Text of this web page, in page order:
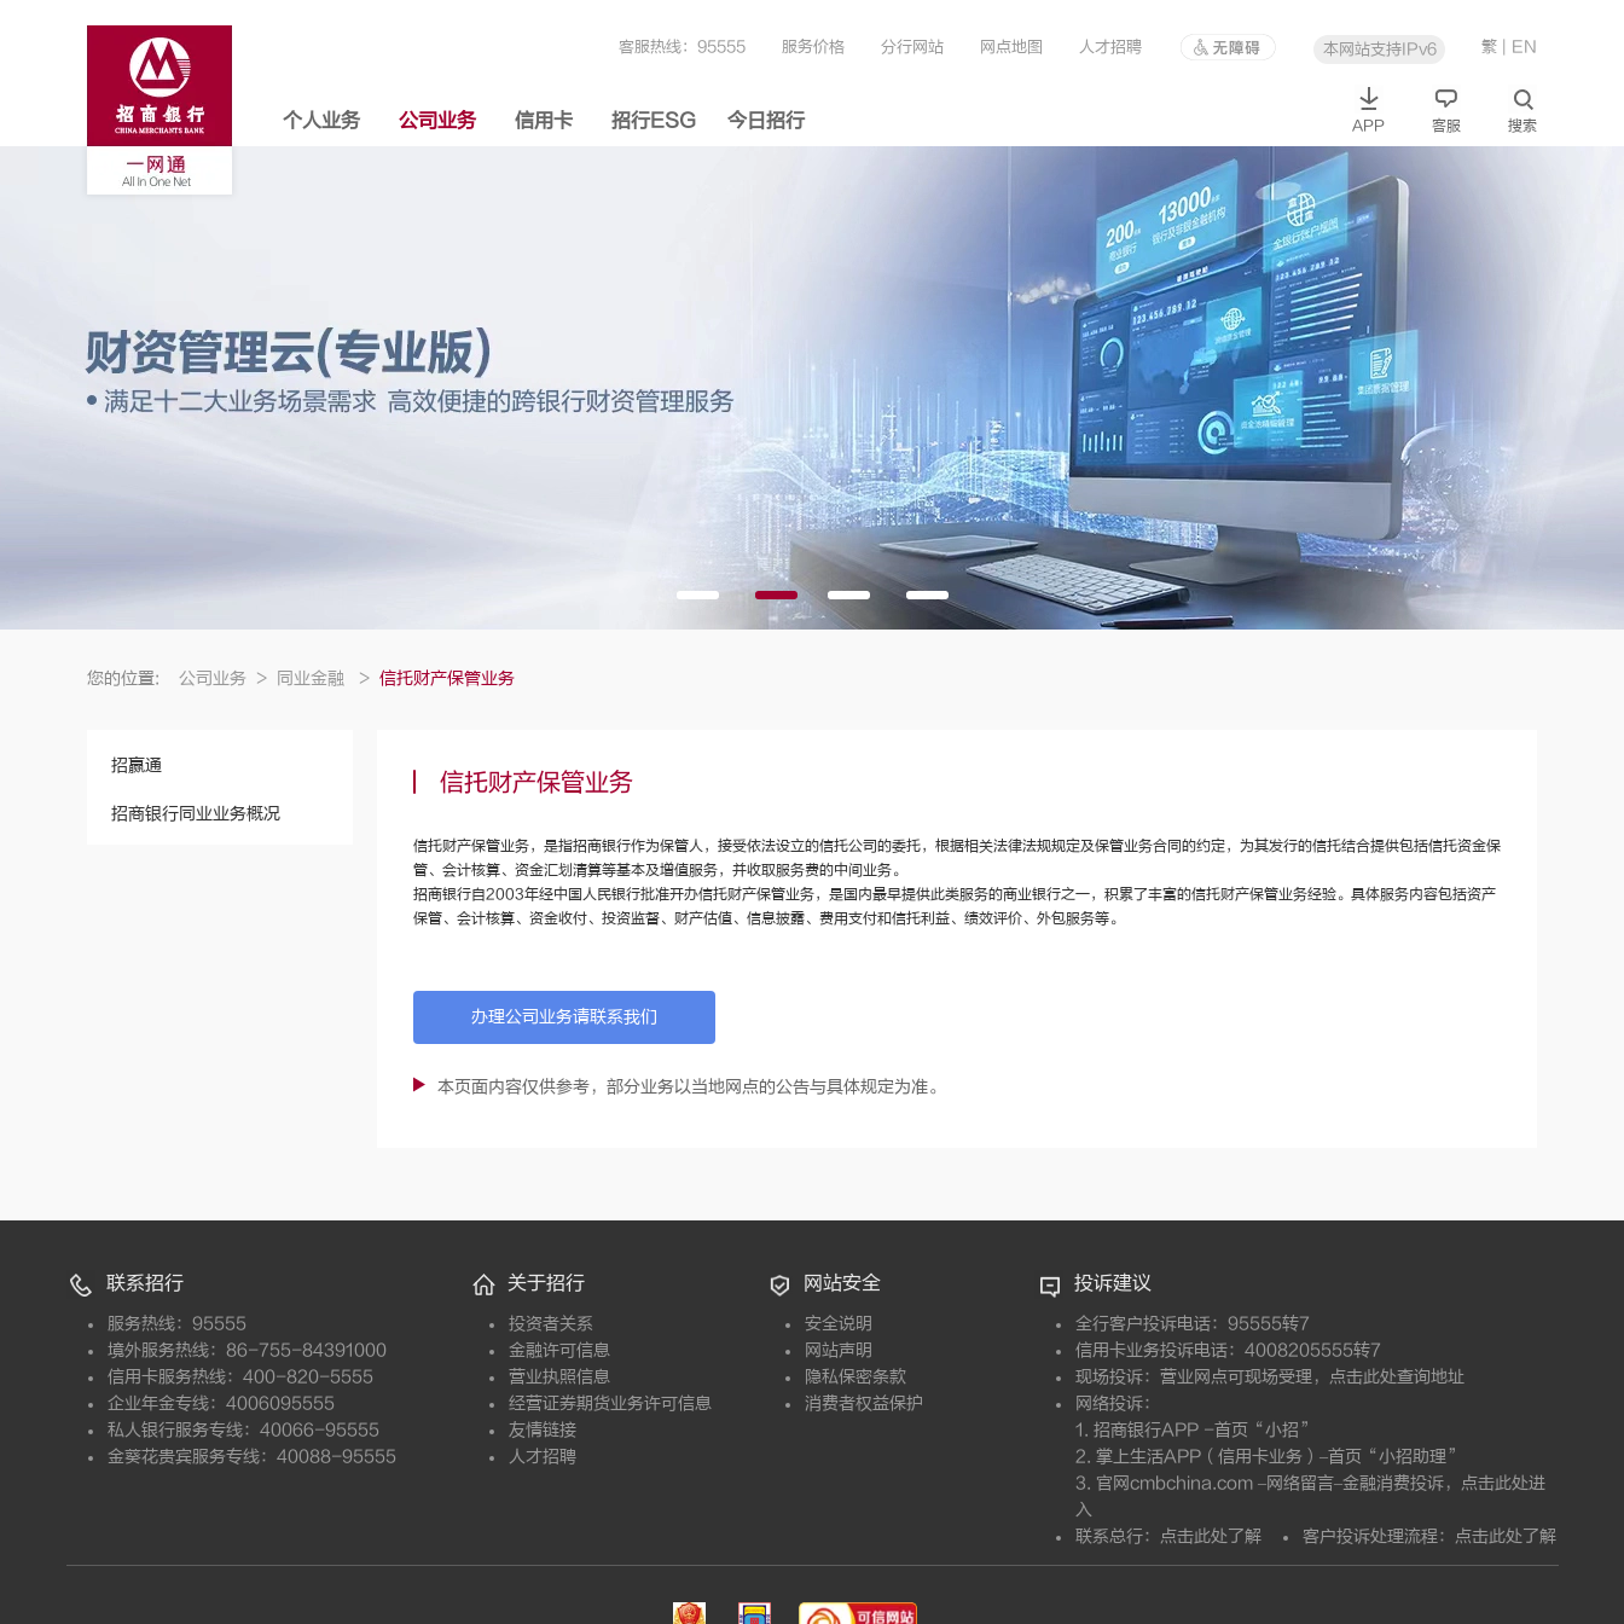
客服热线：95555 服务价格 分行网站 网点地图 人才招聘 本网站支持IPv6 繁 | EN
APP 客服 搜索
个人业务 公司业务 信用卡 招行ESG 今日招行
您的位置: 公司业务 > 同业金融 > 信托财产保管业务
招赢通
招商银行同业业务概况
信托财产保管业务
信托财产保管业务，是指招商银行作为保管人，接受依法设立的信托公司的委托，根据相关法律法规规定及保管业务合同的约定，为其发行的信托结合提供包括信托资金保
管、会计核算、资金汇划清算等基本及增值服务，并收取服务费的中间业务。
招商银行自2003年经中国人民银行批准开办信托财产保管业务，是国内最早提供此类服务的商业银行之一，积累了丰富的信托财产保管业务经验。具体服务内容包括资产
保管、会计核算、资金收付、投资监督、财产估值、信息披露、费用支付和信托利益、绩效评价、外包服务等。
办理公司业务请联系我们
本页面内容仅供参考，部分业务以当地网点的公告与具体规定为准。
联系招行
服务热线：95555
境外服务热线：86-755-84391000
信用卡服务热线：400-820-5555
企业年金专线：4006095555
私人银行服务专线：40066-95555
金葵花贵宾服务专线：40088-95555
关于招行
投资者关系
金融许可信息
营业执照信息
经营证券期货业务许可信息
友情链接
人才招聘
网站安全
安全说明
网站声明
隐私保密条款
消费者权益保护
投诉建议
全行客户投诉电话：95555转7
信用卡业务投诉电话：4008205555转7
现场投诉：营业网点可现场受理， 点击此处查询地址
网络投诉：
1. 招商银行APP -首页“小招”
2. 掌上生活APP（信用卡业务）–首页“小招助理”
3. 官网cmbchina.com –网络留言–金融消费投诉， 点击此处进
入
联系总行： 点击此处了解 客户投诉处理流程： 点击此处了解